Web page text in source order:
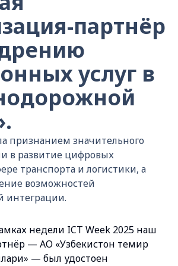
партнёр
услуг в
признанием значительного
в развитие цифровых
транспорта и логистики, а
возможностей
интеграции.
недели ICT Week 2025 наш
— АО «Узбекистон темир
— был удостоен